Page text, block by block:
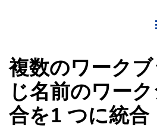
複数のワーク
じ名前のワー
合を1 つに統合